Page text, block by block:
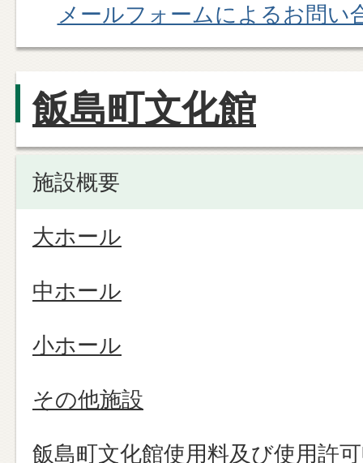
メールフォームによるお問い
飯島町文化館
施設概要
大ホール
中ホール
小ホール
その他施設
飯島町文化館使用料及び使用許